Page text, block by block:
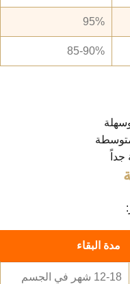
95%
85-90%
مدة البقاء
12-18 شهر في الجسم